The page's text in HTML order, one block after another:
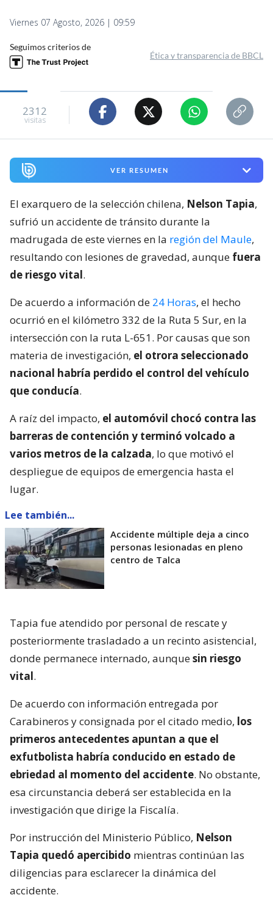
Viernes 07 Agosto, 2026 | 09:59
Seguimos criterios de
Ética y transparencia de BBCL
2312
visitas
VER RESUMEN
El exarquero de la selección chilena, Nelson Tapia,
sufrió un accidente de tránsito durante la
madrugada de este viernes en la región del Maule,
resultando con lesiones de gravedad, aunque fuera
de riesgo vital.
De acuerdo a información de 24 Horas, el hecho
ocurrió en el kilómetro 332 de la Ruta 5 Sur, en la
intersección con la ruta L-651. Por causas que son
materia de investigación, el otrora seleccionado
nacional habría perdido el control del vehículo
que conducía.
A raíz del impacto, el automóvil chocó contra las
barreras de contención y terminó volcado a
varios metros de la calzada, lo que motivó el
despliegue de equipos de emergencia hasta el
lugar.
Lee también...
Accidente múltiple deja a cinco
personas lesionadas en pleno
centro de Talca
Tapia fue atendido por personal de rescate y
posteriormente trasladado a un recinto asistencial,
donde permanece internado, aunquesin riesgo
vital.
De acuerdo con información entregada por
Carabineros y consignada por el citado medio, los
primeros antecedentes apuntan a que el
exfutbolista habría conducido en estado de
ebriedad al momento del accidente. No obstante,
esa circunstancia deberá ser establecida en la
investigación que dirige la Fiscalía.
Por instrucción del Ministerio Público, Nelson
Tapia quedó apercibido mientras continúan las
diligencias para esclarecer la dinámica del
accidente.